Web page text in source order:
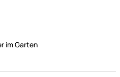
im Garten